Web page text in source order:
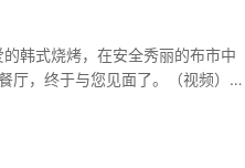
厅，终于与您见面了。（视频）韩